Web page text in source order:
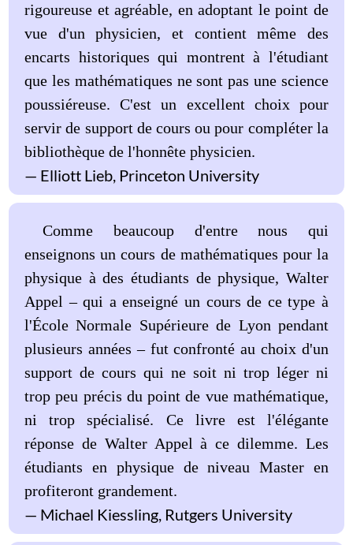
rigoureuse et agréable, en adoptant le point de
vue d'un physicien, et contient même des
encarts historiques qui montrent à l'étudiant
que les mathématiques ne sont pas une science
poussiéreuse. C'est un excellent choix pour
servir de support de cours ou pour compléter la
bibliothèque de l'honnête physicien.
Elliott Lieb, Princeton University
Comme beaucoup d'entre nous qui
enseignons un cours de mathématiques pour la
physique à des étudiants de physique, Walter
Appel – qui a enseigné un cours de ce type à
l'École Normale Supérieure de Lyon pendant
plusieurs années – fut confronté au choix d'un
support de cours qui ne soit ni trop léger ni
trop peu précis du point de vue mathématique,
ni trop spécialisé. Ce livre est l'élégante
réponse de Walter Appel à ce dilemme. Les
étudiants en physique de niveau Master en
profiteront grandement.
Michael Kiessling, Rutgers University